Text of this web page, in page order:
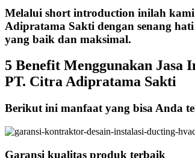
Melalui short introduction inilah
Adipratama Sakti dengan senang
yang baik dan maksimal.
5 Benefit Menggunakan Jasa
PT. Citra Adipratama Sakti
Berikut ini manfaat yang bisa Anda
Garansi kualitas produk terbaik